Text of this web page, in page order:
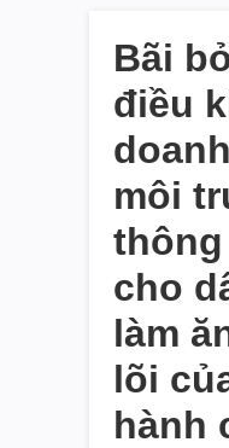
Bãi
điều
môi
cho
làm
lõi
hành